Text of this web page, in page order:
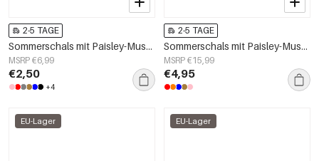
2-5 TAGE
Sommerschals mit Paisley-Muster, klassische Baumwolle, Alltagsaccessoires
MSRP €6,99
€2,50
+4
2-5 TAGE
Sommerschals mit Paisley-Muster, klassische Baumwolle, Alltagsaccessoires
MSRP €15,99
€4,95
EU-Lager EU-Lager